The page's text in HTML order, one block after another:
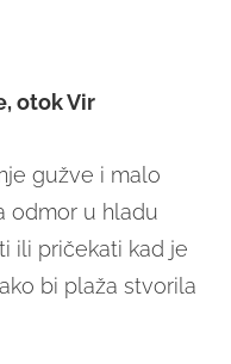
otok Vir
gužve i malo
odmor u hladu
ili pričekati kad je
bi plaža stvorila